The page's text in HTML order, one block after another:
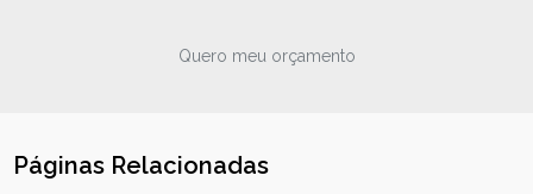
Quero meu orçamento
Páginas Relacionadas